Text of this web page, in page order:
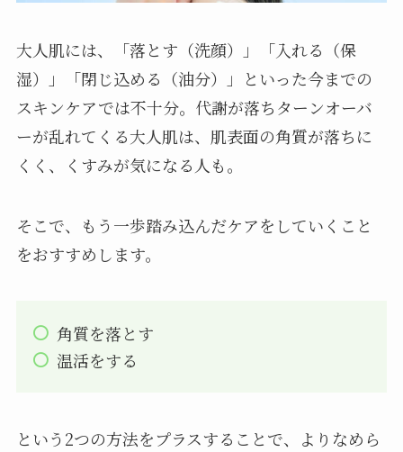
大人肌には、「落とす（洗顔）」「入れる（保
湿）」「閉じ込める（油分）」といった今までの
スキンケアでは不十分。代謝が落ちターンオーバ
ーが乱れてくる大人肌は、肌表面の角質が落ちに
くく、くすみが気になる人も。
そこで、もう一歩踏み込んだケアをしていくこと
をおすすめします。
角質を落とす
温活をする
という2つの方法をプラスすることで、よりなめら